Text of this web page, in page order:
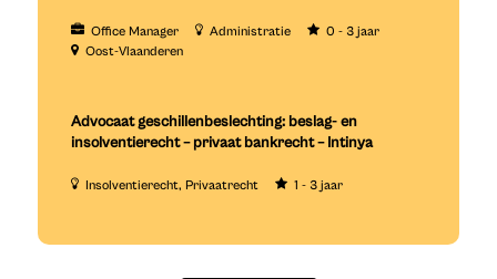
Office Manager Administratie
0 - 3 jaar
Oost-Vlaanderen
Advocaat geschillenbeslechting: beslag- en
insolventierecht – privaat bankrecht – Intinya
Insolventierecht Privaatrecht 1 - 3 jaar